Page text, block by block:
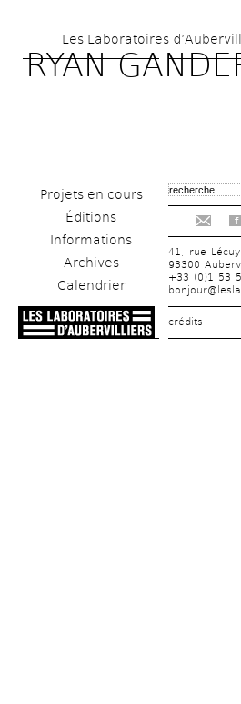
au
contenu
Les Laboratoires
RYAN
Projets en cours
Éditions
Informations
Archives
Calendrier
f
41, rue
93300
+33 (0)1 53
crédits